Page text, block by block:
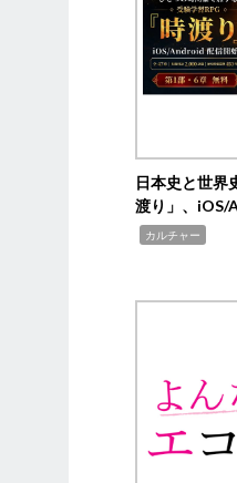
日本史と世
渡り」、iOS/
カルチャー